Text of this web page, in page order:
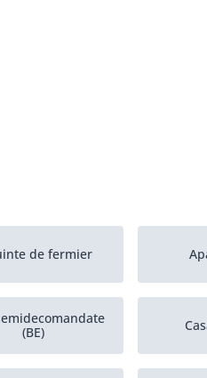
de fermier
(BE)